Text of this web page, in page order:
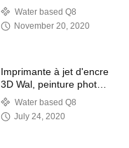
d'impression murale
extérieure d'intérieur de
ZKMC
Water based Q8
November 20, 2020
Imprimante à jet d'encre
3D Wal, peinture photo
en tranches pour image
surdimensionnée
Water based Q8
July 24, 2020